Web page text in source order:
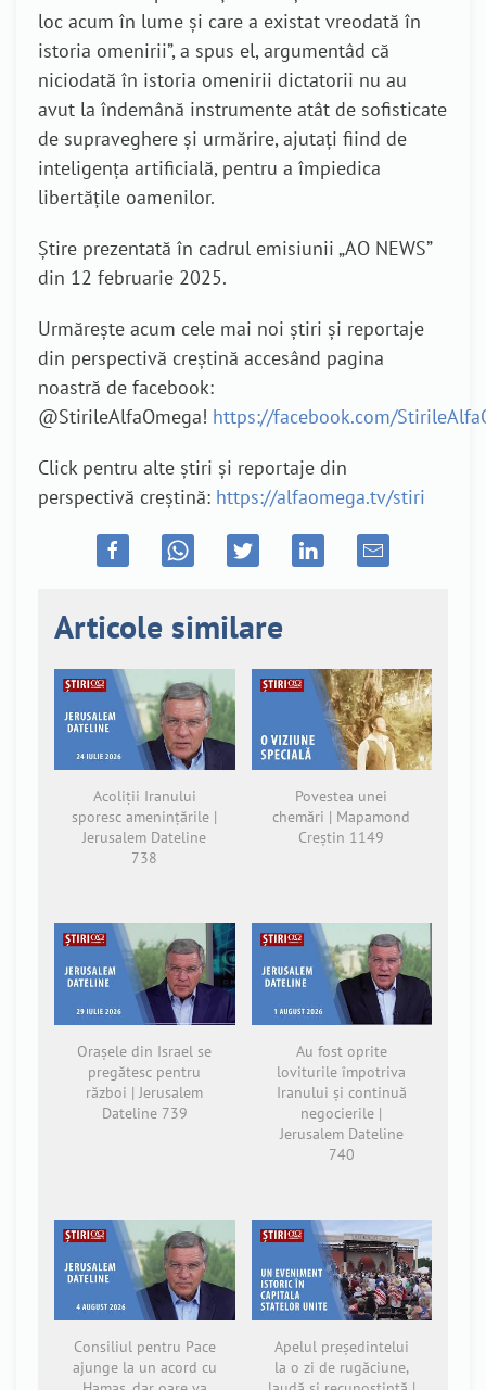
loc acum în lume și care a existat vreodată în
istoria omenirii”, a spus el, argumentâd că
niciodată în istoria omenirii dictatorii nu au
avut la îndemână instrumente atât de sofisticate
de supraveghere și urmărire, ajutați fiind de
inteligența artificială, pentru a împiedica
libertățile oamenilor.
Știre prezentată în cadrul emisiunii „AO NEWS”
din 12 februarie 2025.
Urmărește acum cele mai noi știri și reportaje
din perspectivă creștină accesând pagina
noastră de facebook:
@StirileAlfaOmega! https://facebook.com/
Click pentru alte știri și reportaje din
perspectivă creștină: https://alfaomega.tv/stiri
Articole similare
Acoliții Iranului
sporesc amenințările |
Jerusalem Dateline
738
Povestea unei
chemări | Mapamond
Creștin 1149
Orașele din Israel se
pregătesc pentru
război | Jerusalem
Dateline 739
Au fost oprite
loviturile împotriva
Iranului și continuă
negocierile |
Jerusalem Dateline
740
Consiliul pentru Pace
ajunge la un acord cu
Apelul președintelui
la o zi de rugăciune,